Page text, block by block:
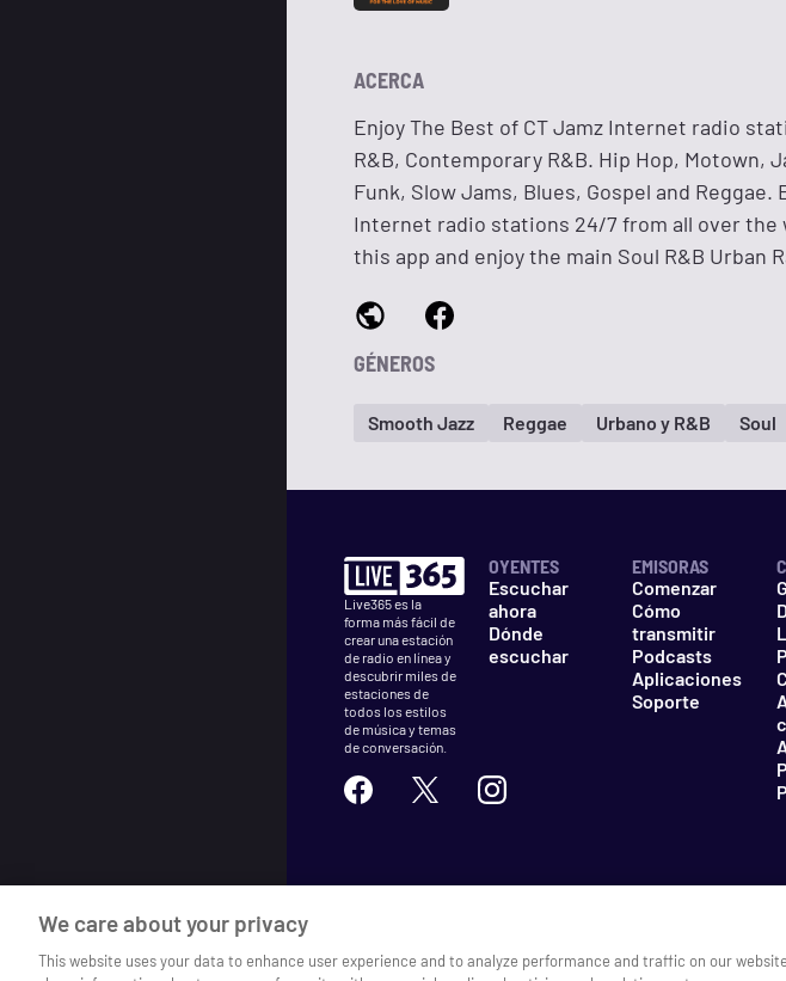
ACERCA
Enjoy The Best of CT Jamz Internet radio
R&B, Contemporary R&B. Hip Hop, Motown,
Funk, Slow Jams, Blues, Gospel and
Internet radio stations 24/7 from all over the
this app and enjoy the main Soul R&B Urban
GÉNEROS
Smooth Jazz Reggae Urbano y R&B Soul
Live365 es la
forma más fácil de
crear una estación
de radio en línea y
descubrir miles de
estaciones de
todos los estilos
de música y temas
de conversación.
OYENTES
Escuchar
ahora
Dónde
escuchar
EMISORAS
Comenzar
Cómo
transmitir
Podcasts
Aplicaciones
Soporte
We care about your privacy
This website uses your data to enhance user experience and to analyze performance and traffic on our